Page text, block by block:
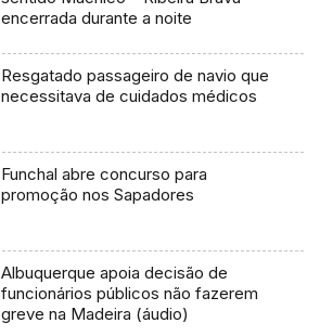
encerrada durante a noite
Resgatado passageiro de navio que
necessitava de cuidados médicos
Funchal abre concurso para
promoção nos Sapadores
Albuquerque apoia decisão de
funcionários públicos não fazerem
greve na Madeira (áudio)